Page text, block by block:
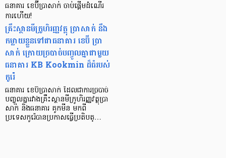
ធនាគារ ខេប៊ីប្រាសាក់ ចាប់ផ្តើមដំណើរ
ការហើយ!
គ្រឹះស្ថានមីក្រូហិរញ្ញវត្ថុ ប្រាសាក់ នឹង
កម្លាយខ្លួនទៅជាធនាគារ ខេប៊ី ប្រា
សាក់ ក្រោយច្របាច់បញ្ចូលគ្នាជាមួយ
ធនាគារ KB Kookmin ដ៏ធំរបស់
កូរ៉េ
ធនាគារ ខេប៊ីប្រាសាក់ ដែលជាការច្របាច់
បញ្ចូលគ្នារវាងគ្រឹះស្ថានមីក្រូហិរញ្ញវត្ថុប្រា
សាក់ និងធនាគារ គូកមីន មកពី
ប្រទេសកូរ៉េបានប្រកាសធ្វើប្រតិបត្…